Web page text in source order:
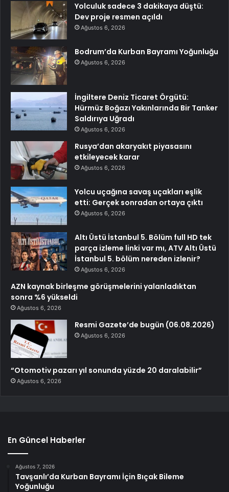
Yolculuk sadece 3 dakikaya düştü:
Dev proje resmen açıldı
Ağustos 6, 2026
Bodrum’da Kurban Bayramı Yoğunluğu
Ağustos 6, 2026
İngiltere Deniz Ticaret Örgütü:
Hürmüz Boğazı Yakınlarında Bir Tanker
Saldırıya Uğradı
Ağustos 6, 2026
Rusya’dan akaryakıt piyasasını
etkileyecek karar
Ağustos 6, 2026
Yolcu uçağına savaş uçakları eşlik
etti: Gerçek sonradan ortaya çıktı
Ağustos 6, 2026
Altı Üstü İstanbul 5. Bölüm full HD tek
parça izleme linki var mı, ATV Altı Üstü
İstanbul 5. bölüm nereden izlenir?
Ağustos 6, 2026
AZN kaynak birleşme görüşmelerini yalanladıktan
sonra %6 yükseldi
Ağustos 6, 2026
Resmi Gazete’de bugün (06.08.2026)
Ağustos 6, 2026
“Otomotiv pazarı yıl sonunda yüzde 20 daralabilir”
Ağustos 6, 2026
En Güncel Haberler
Ağustos 7, 2026
Tavşanlı’da Kurban Bayramı İçin Bıçak Bileme
Yoğunluğu